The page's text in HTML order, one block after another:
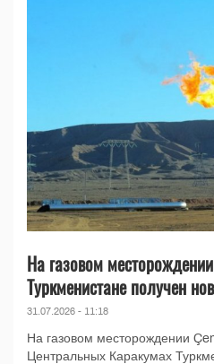
На газовом
Туркменистане получен
31.07.2026 - 11:18
На газовом месторождении
Центральных Каракумах